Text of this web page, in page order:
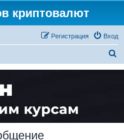
криптовалют
Вход
Регистрация